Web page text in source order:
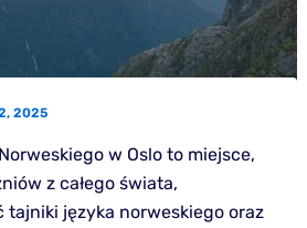
2025
w Oslo to miejsce,
z całego świata,
tajniki języka norweskiego oraz